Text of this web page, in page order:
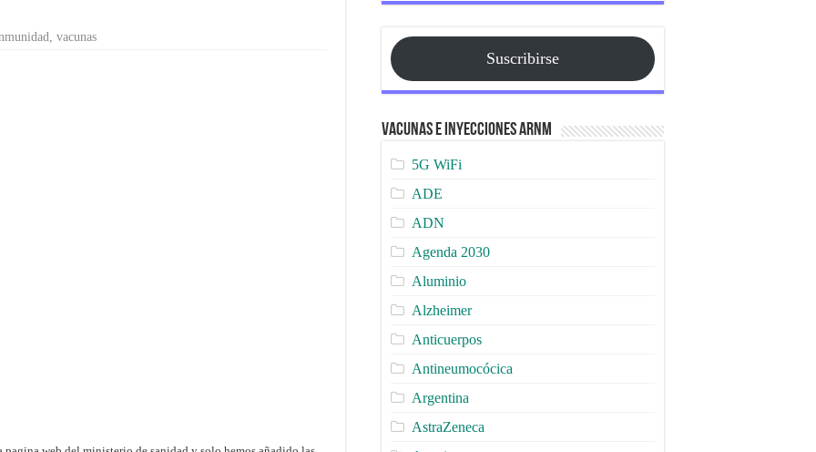
, vacunas
Suscribirse
Vacunas e Inyecciones ARNm
5G WiFi
ADE
ADN
Agenda 2030
Aluminio
Alzheimer
Anticuerpos
Antineumocócica
Argentina
AstraZeneca